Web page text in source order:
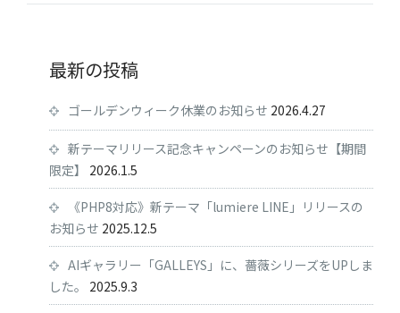
最新の投稿
ゴールデンウィーク休業のお知らせ 2026.4.27
新テーマリリース記念キャンペーンのお知らせ【期間
限定】
2026.1.5
《PHP8対応》新テーマ「lumiere LINE」リリースの
お知らせ 2025.12.5
AIギャラリー「GALLEYS」に、薔薇シリーズをUPしま
した。
2025.9.3